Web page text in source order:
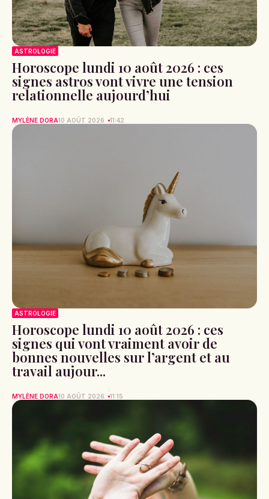
ASTROLOGIE
Horoscope lundi 10 août 2026 : ces
signes astros vont vivre une tension
relationnelle aujourd’hui
MYLÈNE DORA10 AOÛT 2026 11:42
ASTROLOGIE
Horoscope lundi 10 août 2026 : ces
signes qui vont vraiment avoir de
bonnes nouvelles sur l’argent et au
travail aujour...
MYLÈNE DORA10 AOÛT 2026 11:15